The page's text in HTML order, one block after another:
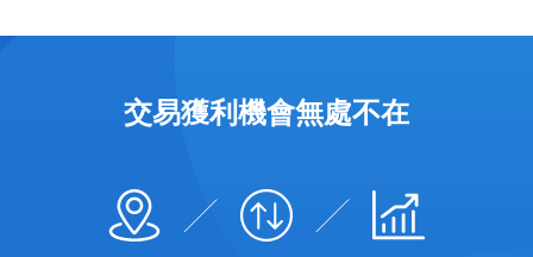
繁體中文交易獲利機會無處不在